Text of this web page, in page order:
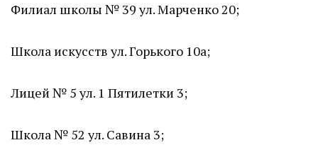
Филиал школы № 39 ул. Марченко 20;
Школа искусств ул. Горького 10а;
Лицей № 5 ул. 1 Пятилетки 3;
Школа № 52 ул. Савина 3;